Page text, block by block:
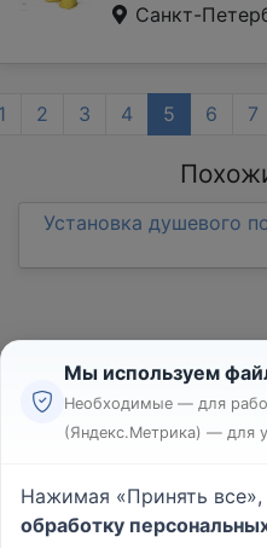
Санкт-
2 3 4 5 6 7
Установка душевого
Политика
Мы используем
Необходимые — для
(Яндекс.Метрика) — для
Нажимая «Принять
обработку